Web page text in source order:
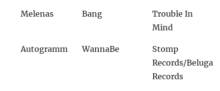
Melenas Bang
Trouble In
Mind
Autogramm WannaBe
Stomp
Records/Beluga
Records